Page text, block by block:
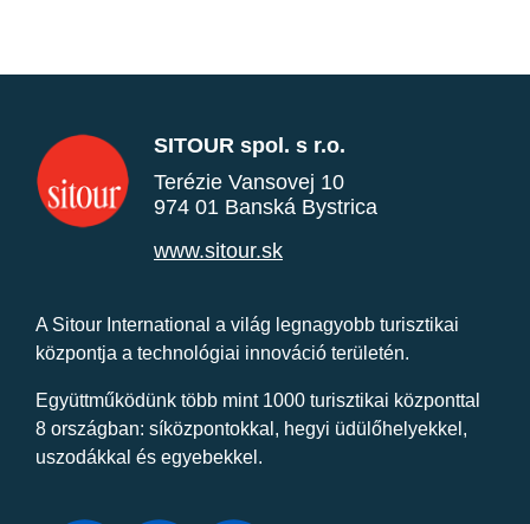
SITOUR spol. s r.o.
Terézie Vansovej 10
974 01 Banská Bystrica
www.sitour.sk
A Sitour International a világ legnagyobb turisztikai
központja a technológiai innováció területén.
Együttműködünk több mint 1000 turisztikai központtal
8 országban: síközpontokkal, hegyi üdülőhelyekkel,
uszodákkal és egyebekkel.